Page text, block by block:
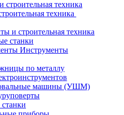
техника
и строительная техника
станки
Инструменты
по металлу
машины (УШМ)